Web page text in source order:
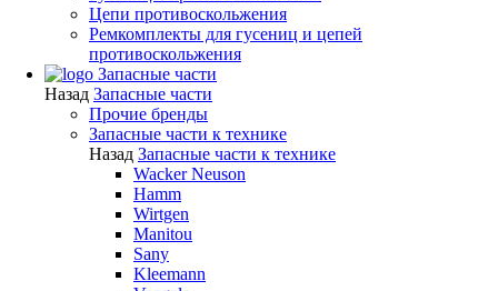
Цепи противоскольжения
Ремкомплекты для гусениц и цепей
противоскольжения
Запасные части
Назад Запасные части
Прочие бренды
Запасные части к технике
Назад Запасные части к технике
Wacker Neuson
Hamm
Wirtgen
Manitou
Sany
Kleemann